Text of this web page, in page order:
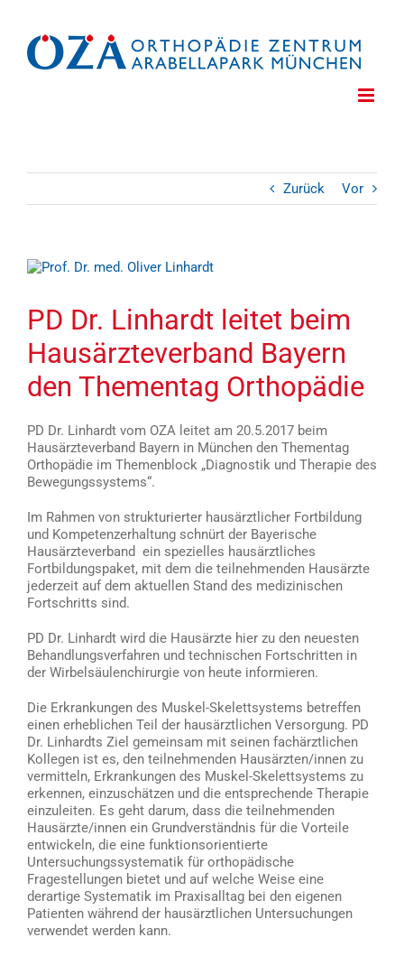
springen
Zurück Vor
Zeige
PD Dr. Linhardt leitet beim
Hausärzteverband Bayern
den Thementag Orthopädie
PD Dr. Linhardt vom OZA leitet am 20.5.2017 beim
Hausärzteverband Bayern in München den Thementag
Orthopädie im Themenblock „Diagnostik und Therapie des
Bewegungssystems“.
Im Rahmen von strukturierter hausärztlicher Fortbildung
und Kompetenzerhaltung schnürt der Bayerische
Hausärzteverband ein spezielles hausärztliches
Fortbildungspaket, mit dem die teilnehmenden Hausärzte
jederzeit auf dem aktuellen Stand des medizinischen
Fortschritts sind.
PD Dr. Linhardt wird die Hausärzte hier zu den neuesten
Behandlungsverfahren und technischen Fortschritten in
der Wirbelsäulenchirurgie von heute informieren.
Die Erkrankungen des Muskel-Skelettsystems betreffen
einen erheblichen Teil der hausärztlichen Versorgung. PD
Dr. Linhardts Ziel gemeinsam mit seinen fachärztlichen
Kollegen ist es, den teilnehmenden Hausärzten/innen zu
vermitteln, Erkrankungen des Muskel-Skelettsystems zu
erkennen, einzuschätzen und die entsprechende Therapie
einzuleiten. Es geht darum, dass die teilnehmenden
Hausärzte/innen ein Grundverständnis für die Vorteile
entwickeln, die eine funktionsorientierte
Untersuchungssystematik für orthopädische
Fragestellungen bietet und auf welche Weise eine
derartige Systematik im Praxisalltag bei den eigenen
Patienten während der hausärztlichen Untersuchungen
verwendet werden kann.